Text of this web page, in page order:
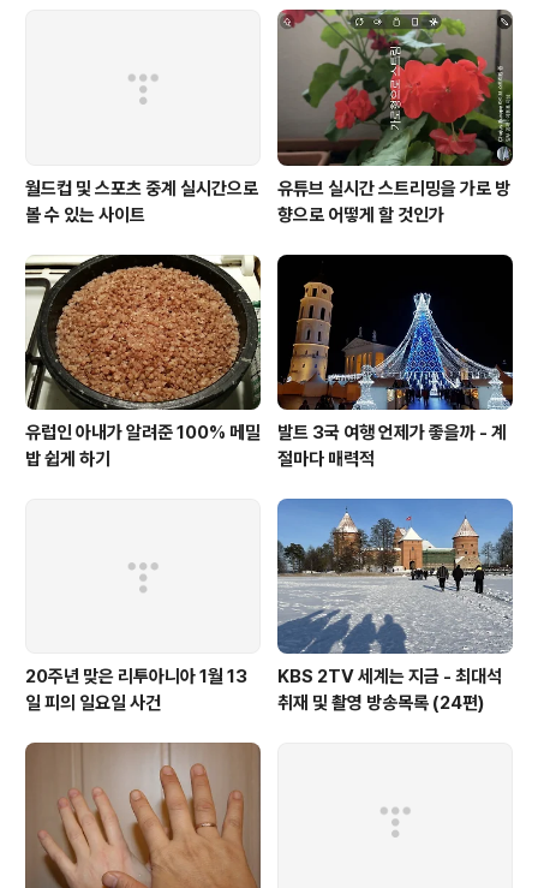
되면 많은 이들이 맥주를 즐길 수 있도록 축제를 엽니다. 소
문을 듣고 찾아온 이들로 어느새 길가는 주차장이 되어버
월드컵 및 스포츠 중계 실시간으로
볼 수 있는 사이트
유튜브 실시간 스트리밍을 가로 방
향으로 어떻게 할 것인가
유럽인 아내가 알려준 100% 메밀
밥 쉽게 하기
발트 3국 여행 언제가 좋을까 - 계
절마다 매력적
20주년 맞은 리투아니아 1월 13
일 피의 일요일 사건
KBS 2TV 세계는 지금 - 최대석
취재 및 촬영 방송목록 (24편)